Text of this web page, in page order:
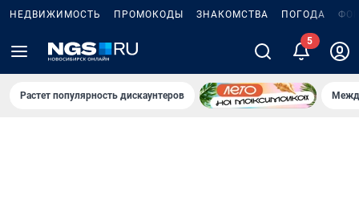
НЕДВИЖИМОСТЬ ПРОМОКОДЫ ЗНАКОМСТВА ПОГОДА
Растет популярность дискаунтеров